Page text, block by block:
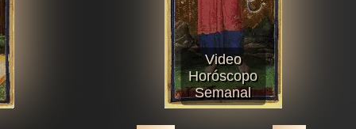
Video
Horóscopo
Semanal